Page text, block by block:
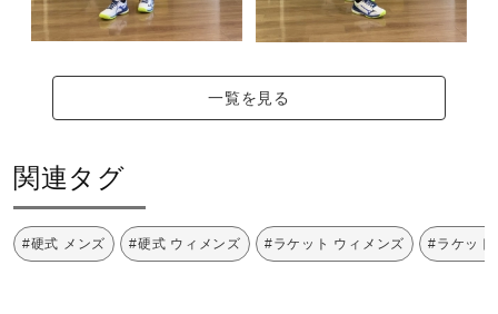
一覧を見る
関連タグ
#硬式 メンズ #硬式 ウィメンズ #ラケット ウィメンズ #ラケット